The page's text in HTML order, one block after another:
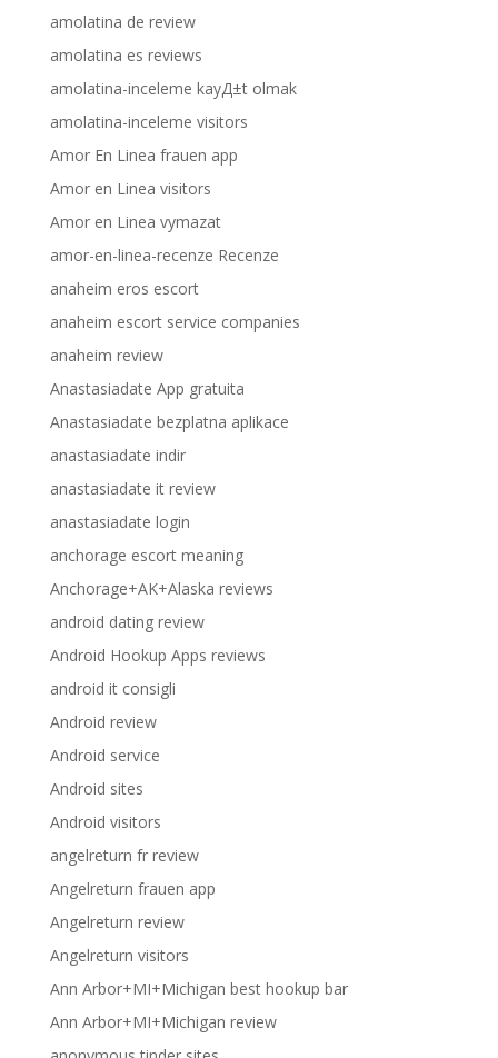
amolatina de review
amolatina es reviews
amolatina-inceleme kayД±t olmak
amolatina-inceleme visitors
Amor En Linea frauen app
Amor en Linea visitors
Amor en Linea vymazat
amor-en-linea-recenze Recenze
anaheim eros escort
anaheim escort service companies
anaheim review
Anastasiadate App gratuita
Anastasiadate bezplatna aplikace
anastasiadate indir
anastasiadate it review
anastasiadate login
anchorage escort meaning
Anchorage+AK+Alaska reviews
android dating review
Android Hookup Apps reviews
android it consigli
Android review
Android service
Android sites
Android visitors
angelreturn fr review
Angelreturn frauen app
Angelreturn review
Angelreturn visitors
Ann Arbor+MI+Michigan best hookup bar
Ann Arbor+MI+Michigan review